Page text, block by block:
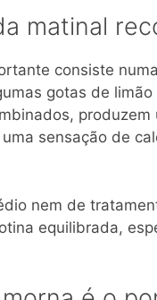
matinal
consiste
gotas de
sensação de
nem de
equilibrada,